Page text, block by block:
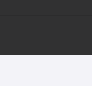
telefoniks.
x 320 resolutsiooniga
kuulamine, lihtsalt